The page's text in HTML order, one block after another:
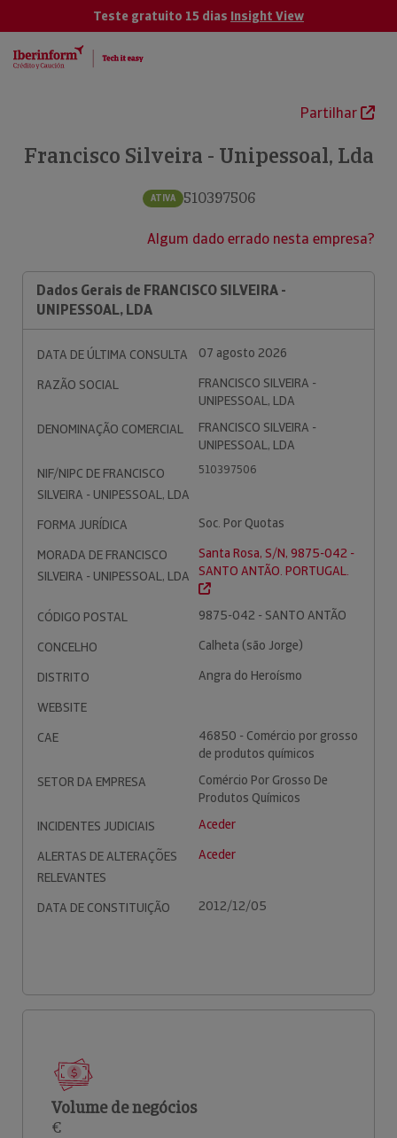
Teste gratuito 15 dias Insight View
Partilhar
Francisco Silveira - Unipessoal, Lda
ATIVA 510397506
Algum dado errado nesta empresa?
Dados Gerais de FRANCISCO SILVEIRA -
UNIPESSOAL, LDA
DATA DE ÚLTIMA CONSULTA
07 agosto 2026
RAZÃO SOCIAL
FRANCISCO SILVEIRA -
UNIPESSOAL, LDA
DENOMINAÇÃO COMERCIAL
FRANCISCO SILVEIRA -
UNIPESSOAL, LDA
NIF/NIPC DE FRANCISCO
SILVEIRA - UNIPESSOAL, LDA
510397506
FORMA JURÍDICA
Soc. Por Quotas
MORADA DE FRANCISCO
SILVEIRA - UNIPESSOAL, LDA
Santa Rosa, S/N, 9875-042 -
SANTO ANTÃO. PORTUGAL.
CÓDIGO POSTAL
9875-042 - SANTO ANTÃO
CONCELHO
Calheta (são Jorge)
DISTRITO
Angra do Heroísmo
WEBSITE
CAE
46850 - Comércio por grosso
de produtos químicos
SETOR DA EMPRESA
Comércio Por Grosso De
Produtos Químicos
INCIDENTES JUDICIAIS
Aceder
ALERTAS DE ALTERAÇÕES
RELEVANTES
Aceder
DATA DE CONSTITUIÇÃO 2012/12/05
Volume de negócios
€